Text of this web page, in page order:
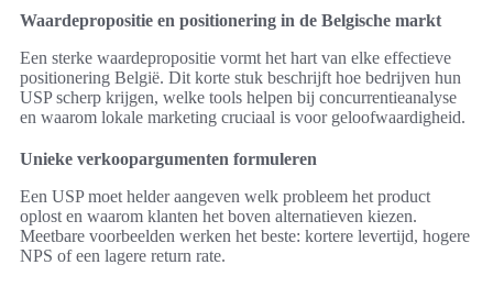
Waardepropositie en positionering in de Belgische markt
Een sterke waardepropositie vormt het hart van elke effectieve
positionering België. Dit korte stuk beschrijft hoe bedrijven hun
USP scherp krijgen, welke tools helpen bij concurrentieanalyse
en waarom lokale marketing cruciaal is voor geloofwaardigheid.
Unieke verkoopargumenten formuleren
Een USP moet helder aangeven welk probleem het product
oplost en waarom klanten het boven alternatieven kiezen.
Meetbare voorbeelden werken het beste: kortere levertijd, hogere
NPS of een lagere return rate.